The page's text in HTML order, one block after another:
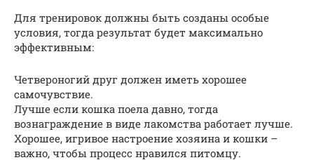
Для тренировок должны быть созданы особые
условия, тогда результат будет максимально
эффективным:
Четвероногий друг должен иметь хорошее
самочувствие.
Лучше если кошка поела давно, тогда
вознаграждение в виде лакомства работает лучше.
Хорошее, игривое настроение хозяина и кошки –
важно, чтобы процесс нравился питомцу.